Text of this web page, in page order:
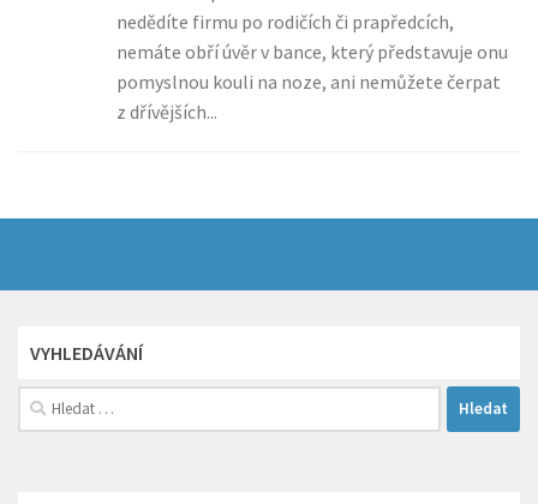
nedědíte firmu po rodičích či prapředcích,
nemáte obří úvěr v bance, který představuje onu
pomyslnou kouli na noze, ani nemůžete čerpat
z dřívějších...
VYHLEDÁVÁNÍ
Vyhledávání